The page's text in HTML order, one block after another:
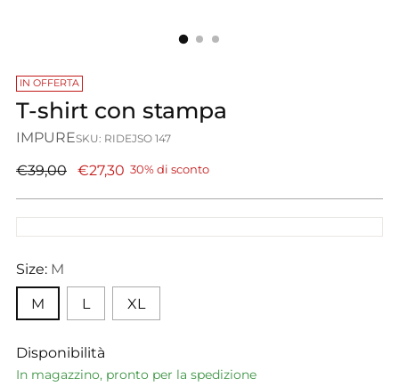
IN OFFERTA
T-shirt con stampa
IMPURESKU: RIDEJSO 147
Prezzo
€39,00 €27,30 30% di sconto
Size: M
M
L XL
Disponibilità
In magazzino, pronto per la spedizione